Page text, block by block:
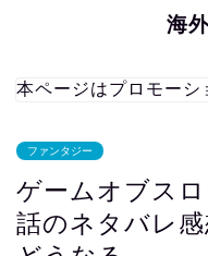
海
本ページはプロモーシ
ファンタジー
ゲームオブス
話のネタバレ